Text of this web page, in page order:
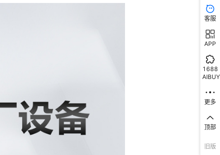
客服
APP
1688
AIBUY
更多
顶部
旧版